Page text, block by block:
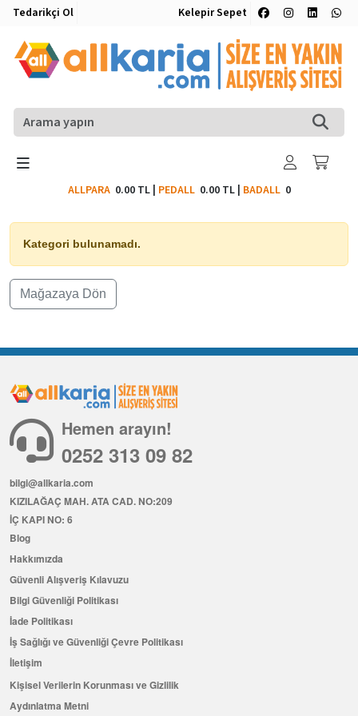
Tedarikçi Ol Kelepir Sepet
ALLPARA 0.00 TL| PEDALL 0.00 TL| BADALL0
Kategori bulunamadı.
Mağazaya Dön
Hemen arayın!
0252 313 09 82
bilgi@allkaria.com
KIZILAĞAÇ MAH. ATA CAD. NO:209
İÇ KAPI NO: 6
Blog
Hakkımızda
Güvenli Alışveriş Kılavuzu
Bilgi Güvenliği Politikası
İade Politikası
İş Sağlığı ve Güvenliği Çevre Politikası
İletişim
Kişisel Verilerin Korunması ve Gizlilik
Aydınlatma Metni